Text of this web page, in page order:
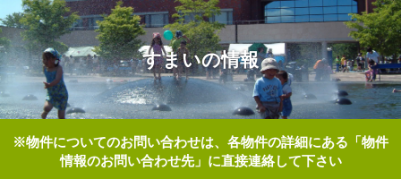
すまいの情報
※物件についてのお問い合わせは、各物件の詳細にある「物件
情報のお問い合わせ先」に直接連絡して下さい